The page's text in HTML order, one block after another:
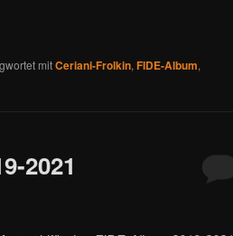
mitCeriani-Frolkin, FIDE-Album,
2021